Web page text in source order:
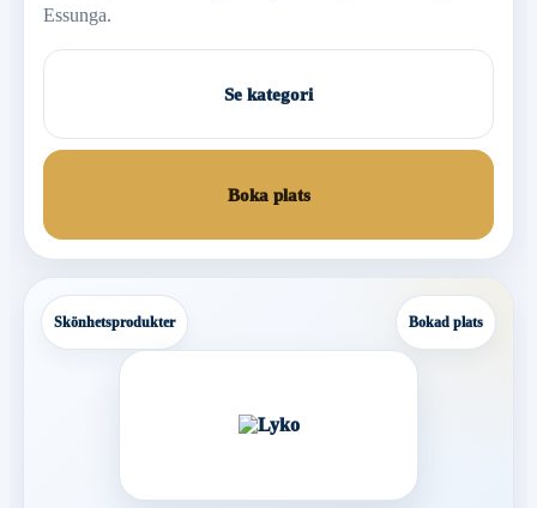
Essunga.
Se kategori
Boka plats
Skönhetsprodukter Bokad plats